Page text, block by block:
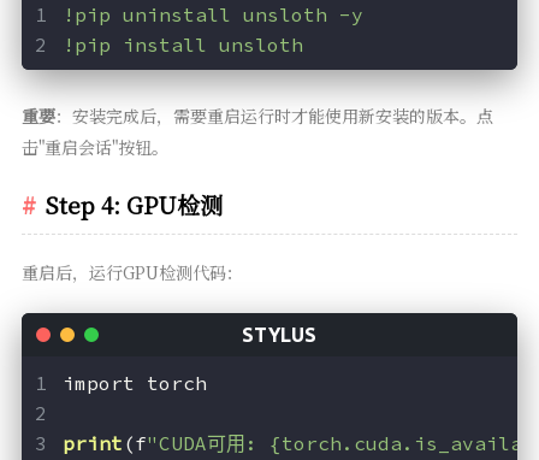
!pip uninstall unsloth -y
!pip install unsloth
重要：安装完成后，需要重启运行时才能使用新安装的版本。点
击"重启会话"按钮。
Step 4: GPU检测
重启后，运行GPU检测代码：
import torch
print (f"CUDA可用: